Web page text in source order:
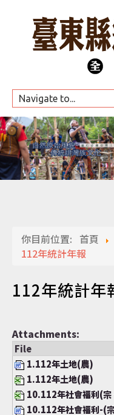
HOME
公所團隊
代表會
認識達仁
訊息專區
你目前位置: 首頁
112年統計年報
112年統計年
Attachments:
File
1.112年土地(農)
1.112年土地(農)
10.112年社會福利(宗
10.112年社會福利-(